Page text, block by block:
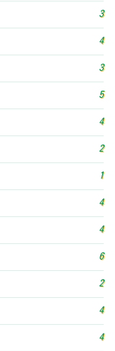
3
4
3
5
4
2
1
4
4
6
2
4
4